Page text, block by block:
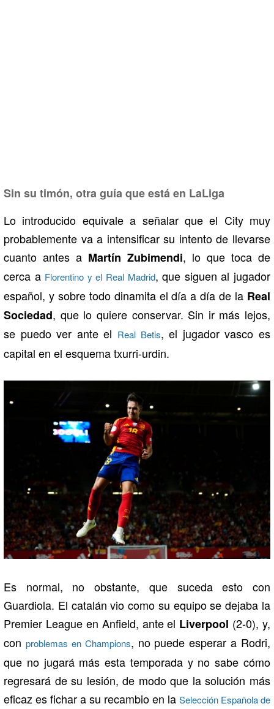
Sin su timón, otra guía que está en LaLiga
Lo introducido equivale a señalar que el City muy
probablemente va a intensificar su intento de llevarse
cuanto antes a Martín Zubimendi, lo que toca de
cerca a Florentino y el Real Madrid, que siguen al jugador
español, y sobre todo dinamita el día a día de la Real
Sociedad, que lo quiere conservar. Sin ir más lejos,
se puedo ver ante el Real Betis, el jugador vasco es
capital en el esquema txurri-urdin.
Es normal, no obstante, que suceda esto con
Guardiola. El catalán vio como su equipo se dejaba la
Premier League en Anfield, ante el Liverpool (2-0), y,
con problemas en Champions, no puede esperar a Rodri,
que no jugará más esta temporada y no sabe cómo
regresará de su lesión, de modo que la solución más
eficaz es fichar a su recambio en la Selección Española de